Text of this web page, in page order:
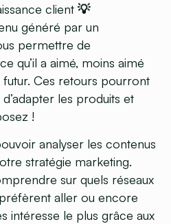
client 💡
généré par un
permettre de
qu’il a aimé, moins aimé
Ces retours pourront
les produits et
!
analyser les contenus
stratégie marketing.
sur quels réseaux
aller ou encore
intéresse le plus grâce aux